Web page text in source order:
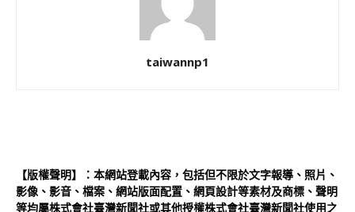
taiwannp1
【版權聲明】：本網站登載內容，包括但不限於文字報導、照片、
影像、影音、檔案、網站版面配置、網頁設計等素材及商標、聲明
等均屬株式會社臺灣新聞社或其他授權株式會社臺灣新聞社使用之